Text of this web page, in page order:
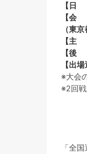
【日
【会
（東
【主
【後
【出
※大会
※2回
「全